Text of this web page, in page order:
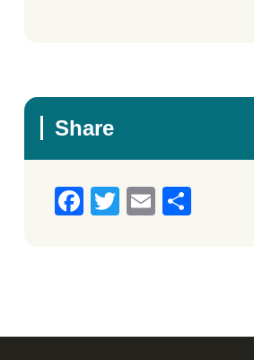
Share
Facebook
TwitterEmail